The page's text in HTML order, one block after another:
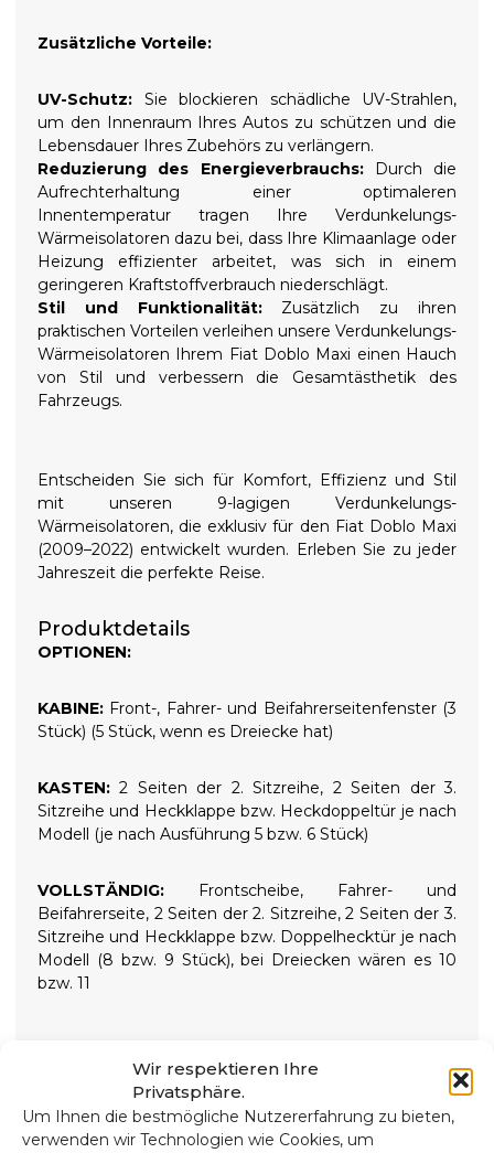
Wir respektieren Ihre
Privatsphäre.
Um Ihnen die bestmögliche Nutzererfahrung zu bieten,
verwenden wir Technologien wie Cookies, um
Zusätzliche Vorteile:
UV-Schutz: Sie blockieren schädliche UV-Strahlen,
um den Innenraum Ihres Autos zu schützen und die
Lebensdauer Ihres Zubehörs zu verlängern.
Reduzierung des Energieverbrauchs:Durch die
Aufrechterhaltung einer optimaleren
Innentemperatur tragen Ihre Verdunkelungs-
Wärmeisolatoren dazu bei, dass Ihre Klimaanlage oder
Heizung effizienter arbeitet, was sich in einem
geringeren Kraftstoffverbrauch niederschlägt.
Stil und Funktionalität:Zusätzlich zu ihren
praktischen Vorteilen verleihen unsere Verdunkelungs-
Wärmeisolatoren Ihrem Fiat Doblo Maxi einen Hauch
von Stil und verbessern die Gesamtästhetik des
Fahrzeugs.
Entscheiden Sie sich für Komfort, Effizienz und Stil
mit unseren 9-lagigen Verdunkelungs-
Wärmeisolatoren, die exklusiv für den Fiat Doblo Maxi
(2009–2022) entwickelt wurden. Erleben Sie zu jeder
Jahreszeit die perfekte Reise.
Produktdetails
OPTIONEN:
KABINE: Front-, Fahrer- und Beifahrerseitenfenster (3
Stück) (5 Stück, wenn es Dreiecke hat)
KASTEN: 2 Seiten der 2. Sitzreihe, 2 Seiten der 3.
Sitzreihe und Heckklappe bzw. Heckdoppeltür je nach
Modell (je nach Ausführung 5 bzw. 6 Stück)
VOLLSTÄNDIG:
Frontscheibe, Fahrer- und
Beifahrerseite, 2 Seiten der 2. Sitzreihe, 2 Seiten der 3.
Sitzreihe und Heckklappe bzw. Doppelhecktür je nach
Modell (8 bzw. 9 Stück), bei Dreiecken wären es 10
bzw. 11
9-SCHICHT-WÄRMEISOLATOREN